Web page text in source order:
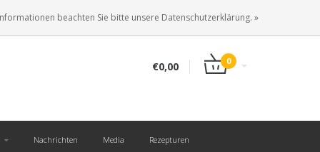
ANMELDEN KUNDENKONTO ANLEGEN
DE
€0,00 0
Nachrichten Media Rezepturen
beachten Sie bitte unsere Datenschutzerklärung. »